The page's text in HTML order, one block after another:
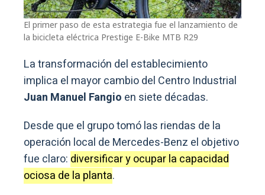
El primer paso de esta estrategia fue el lanzamiento de
la bicicleta eléctrica Prestige E-Bike MTB R29
La transformación del establecimiento
implica el mayor cambio del Centro Industrial
Juan Manuel Fangio en siete décadas.
Desde que el grupo tomó las riendas de la
operación local de Mercedes-Benz el objetivo
fue claro: diversificar y ocupar la capacidad
ociosa de la planta.